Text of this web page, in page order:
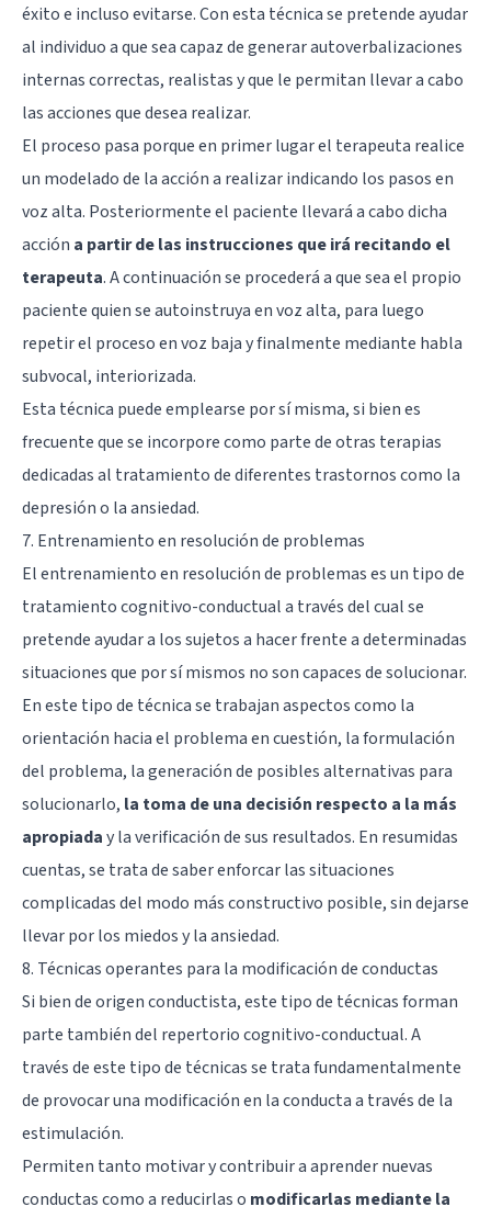
éxito e incluso evitarse. Con esta técnica se pretende ayudar
al individuo a que sea capaz de generar autoverbalizaciones
internas correctas, realistas y que le permitan llevar a cabo
las acciones que desea realizar.
El proceso pasa porque en primer lugar el terapeuta realice
un modelado de la acción a realizar indicando los pasos en
voz alta. Posteriormente el paciente llevará a cabo dicha
acción a partir de las instrucciones que irá recitando el
terapeuta. A continuación se procederá a que sea el propio
paciente quien se autoinstruya en voz alta, para luego
repetir el proceso en voz baja y finalmente mediante habla
subvocal, interiorizada.
Esta técnica puede emplearse por sí misma, si bien es
frecuente que se incorpore como parte de otras terapias
dedicadas al tratamiento de diferentes trastornos como la
depresión o la ansiedad.
7. Entrenamiento en resolución de problemas
El entrenamiento en resolución de problemas es un tipo de
tratamiento cognitivo-conductual a través del cual se
pretende ayudar a los sujetos a hacer frente a determinadas
situaciones que por sí mismos no son capaces de solucionar.
En este tipo de técnica se trabajan aspectos como la
orientación hacia el problema en cuestión, la formulación
del problema, la generación de posibles alternativas para
solucionarlo, la toma de una decisión respecto a la más
apropiaday la verificación de sus resultados. En resumidas
cuentas, se trata de saber enforcar las situaciones
complicadas del modo más constructivo posible, sin dejarse
llevar por los miedos y la ansiedad.
8. Técnicas operantes para la modificación de conductas
Si bien de origen conductista, este tipo de técnicas forman
parte también del repertorio cognitivo-conductual. A
través de este tipo de técnicas se trata fundamentalmente
de provocar una modificación en la conducta a través de la
estimulación.
Permiten tanto motivar y contribuir a aprender nuevas
conductas como a reducirlas o modificarlas mediante la